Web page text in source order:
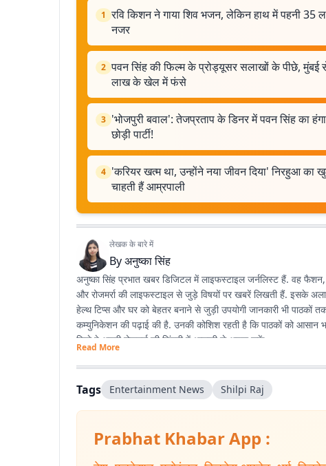
1 रवि किशन ने गाया शिव भजन, लेकिन हाथ में पहनी 35
नजर
2 पवन सिंह की फिल्म के प्रोड्यूसर सलाखों के पीछे, मुंबई
लाख के खेल में फंसे
3 'भोजपुरी बवाल': तेजप्रताप के डिनर में पवन सिंह का
छोड़ी पार्टी!
4 'करियर खत्म था, उन्होंने नया जीवन दिया' निरहुआ का
चाहती हैं आम्रपाली
लेखक के बारे में
Byअनुष्का सिंह
अनुष्का सिंह प्रभात खबर डिजिटल में लाइफस्टाइल जर्नलिस्ट हैं. वह फैशन,
और रोजमर्रा की लाइफस्टाइल से जुड़े विषयों पर खबरें लिखती हैं. इसके
हेल्थ टिप्स और घर को बेहतर बनाने से जुड़ी उपयोगी जानकारी भी पाठकों तक
कम्युनिकेशन की पढ़ाई की है. उनकी कोशिश रहती है कि पाठकों को आसान
जिसे वे अपनी रोजमर्रा की जिंदगी में आसानी से अपना सकें.
Read More
Tags Entertainment News Shilpi Raj
Prabhat Khabar App :